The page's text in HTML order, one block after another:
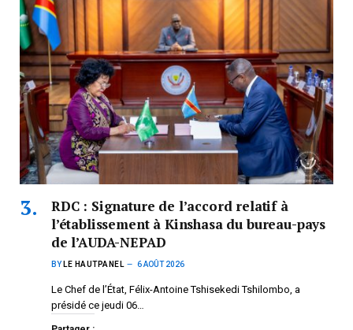
RDC : Signature de l’accord relatif à
l’établissement à Kinshasa du bureau-pays
de l’AUDA-NEPAD
BY LE HAUTPANEL 6 AOÛT 2026
Le Chef de l’État, Félix-Antoine Tshisekedi Tshilombo, a
présidé ce jeudi 06…